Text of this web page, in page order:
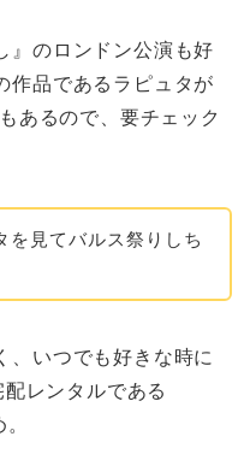
』のロンドン公演も好
作品であるラピュタが
あるので、要チェック
を見てバルス祭りしち
、いつでも好きな時に
レンタルである